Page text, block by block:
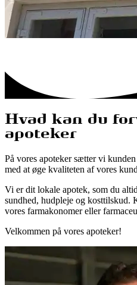
Hvad kan du
apoteker
På vores apoteker sætter vi
med at øge kvaliteten af vores
Vi er dit lokale apotek, som du
sundhed, hudpleje og kosttilskud.
vores farmakonomer eller
Velkommen på vores apoteker!